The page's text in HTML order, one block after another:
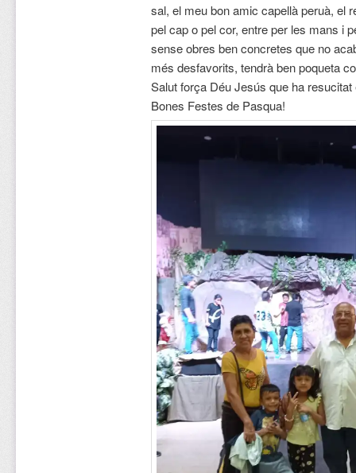
sal, el meu bon amic capellà peruà, el
pel cap o pel cor, entre per les mans i
sense obres ben concretes que no
més desfavorits, tendrà ben poqueta
Salut força Déu Jesús que ha
Bones Festes de Pasqua!